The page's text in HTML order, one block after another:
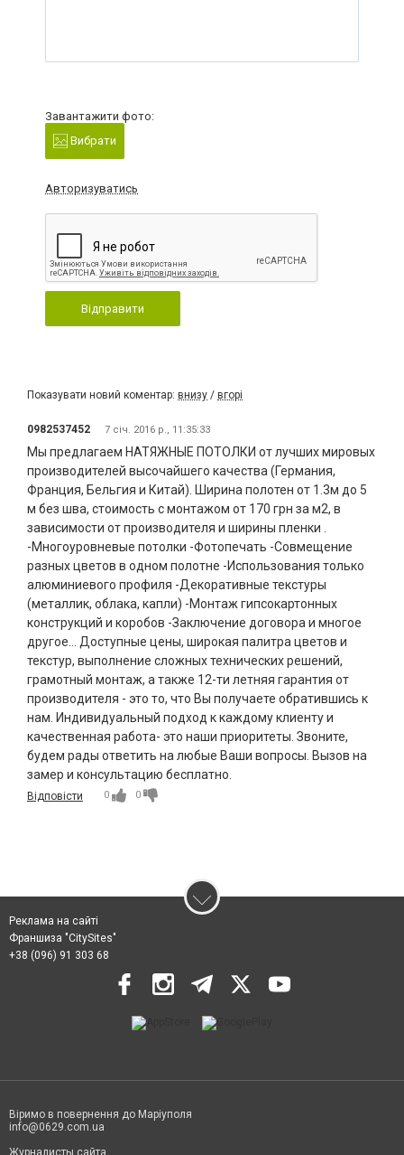
Завантажити фото:
Вибрати
Авторизуватись
Відправити
Показувати новий коментар: внизу / вгорі
0982537452 7 січ. 2016 р., 11:35:33
Мы предлагаем НАТЯЖНЫЕ ПОТОЛКИ от лучших мировых
производителей высочайшего качества (Германия,
Франция, Бельгия и Китай). Ширина полотен от 1.3м до 5
м без шва, стоимость с монтажом от 170 грн за м2, в
зависимости от производителя и ширины пленки .
-Многоуровневые потолки -Фотопечать -Совмещение
разных цветов в одном полотне -Использования только
алюминиевого профиля -Декоративные текстуры
(металлик, облака, капли) -Монтаж гипсокартонных
конструкций и коробов -Заключение договора и многое
другое... Доступные цены, широкая палитра цветов и
текстур, выполнение сложных технических решений,
грамотный монтаж, а также 12-ти летняя гарантия от
производителя - это то, что Вы получаете обратившись к
нам. Индивидуальный подход к каждому клиенту и
качественная работа- это наши приоритеты. Звоните,
будем рады ответить на любые Ваши вопросы. Вызов на
замер и консультацию бесплатно.
Відповісти 0 0
Реклама на сайті
Франшиза "CitySites"
+38 (096) 91 303 68
Віримо в повернення до Маріуполя
info@0629.com.ua
Журналисты сайта